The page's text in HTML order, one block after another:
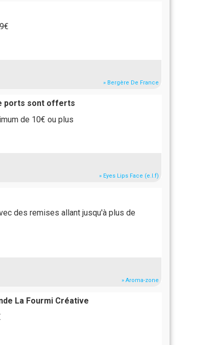
» Bergère De France
ports sont offerts
de 10€ ou plus
» Eyes Lips Face (e.l.f)
des remises allant jusqu'à plus de
» Aroma-zone
La Fourmi Créative